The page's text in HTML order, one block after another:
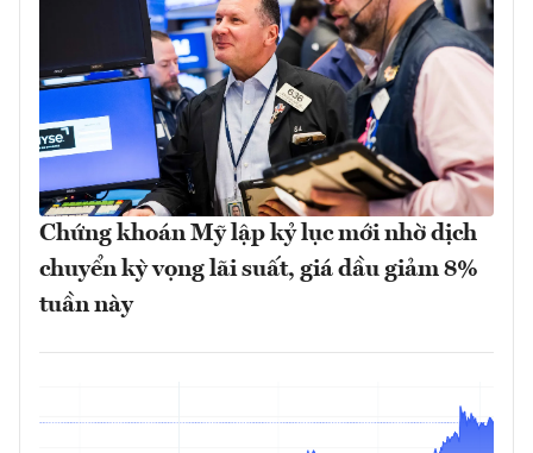
Chứng khoán Mỹ lập kỷ lục mới nhờ dịch
chuyển kỳ vọng lãi suất, giá dầu giảm 8%
tuần này